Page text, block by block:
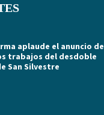
aplaude el anuncio de
trabajos del desdoble
San Silvestre